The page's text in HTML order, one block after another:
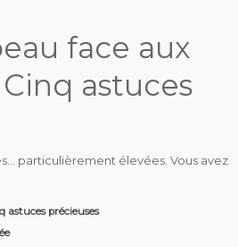
face aux
astuces
particulièrement élevées. Vous avez
précieuses